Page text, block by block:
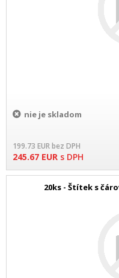
nie je skladom
199.73 EURbez DPH
245.67 EUR s DPH
20ks - Štítek s